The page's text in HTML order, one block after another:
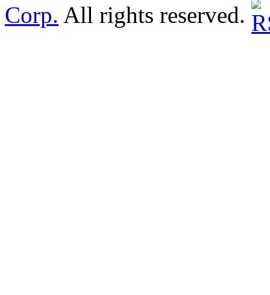
Corp. All rights reserved.